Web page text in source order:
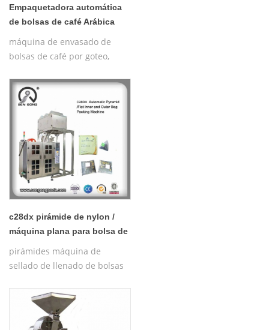
Empaquetadora automática
de bolsas de café Arábica
máquina de envasado de
bolsas de café por goteo,
goteo
c28dx pirámide de nylon /
máquina plana para bolsa de
té
pirámides máquina de
sellado de llenado de bolsas
pirámide de nylon automática
/ máquina de embalaje de
bolsas planas internas y